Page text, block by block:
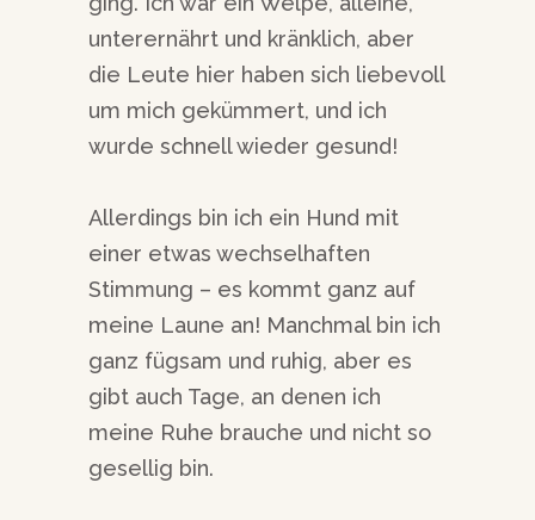
unterernährt und kränklich, aber
die Leute hier haben sich liebevoll
um mich gekümmert, und ich
wurde schnell wieder gesund!
Allerdings bin ich ein Hund mit
einer etwas wechselhaften
Stimmung – es kommt ganz auf
meine Laune an! Manchmal bin ich
ganz fügsam und ruhig, aber es
gibt auch Tage, an denen ich
meine Ruhe brauche und nicht so
gesellig bin.